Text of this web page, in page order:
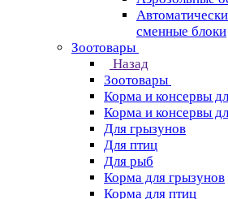
сменные блоки
Зоотовары
Назад
Зоотовары
Корма и консервы
Корма и консервы
Для грызунов
Для птиц
Для рыб
Корма для грызунов
Корма для птиц